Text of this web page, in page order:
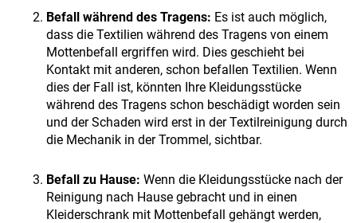
Befall während des Tragens: Es ist auch möglich,
dass die Textilien während des Tragens von einem
Mottenbefall ergriffen wird. Dies geschieht bei
Kontakt mit anderen, schon befallen Textilien. Wenn
dies der Fall ist, könnten Ihre Kleidungsstücke
während des Tragens schon beschädigt worden sein
und der Schaden wird erst in der Textilreinigung durch
die Mechanik in der Trommel, sichtbar.
Befall zu Hause: Wenn die Kleidungsstücke nach der
Reinigung nach Hause gebracht und in einen
Kleiderschrank mit Mottenbefall gehängt werden,